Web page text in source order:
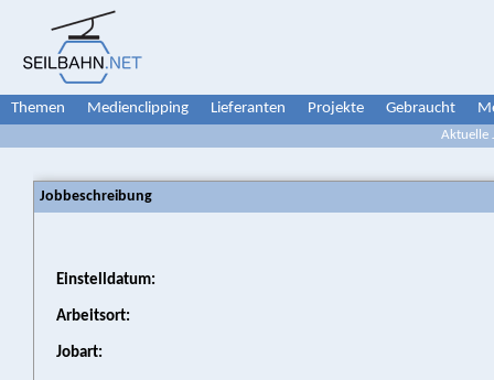
Themen Medienclipping Lieferanten Projekte Gebraucht
Aktuelle
Jobbeschreibung
Einstelldatum:
Arbeitsort:
Jobart: